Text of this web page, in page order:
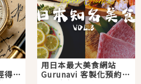
得起
用日本最大美食網站
Gurunavi 客製化預約九